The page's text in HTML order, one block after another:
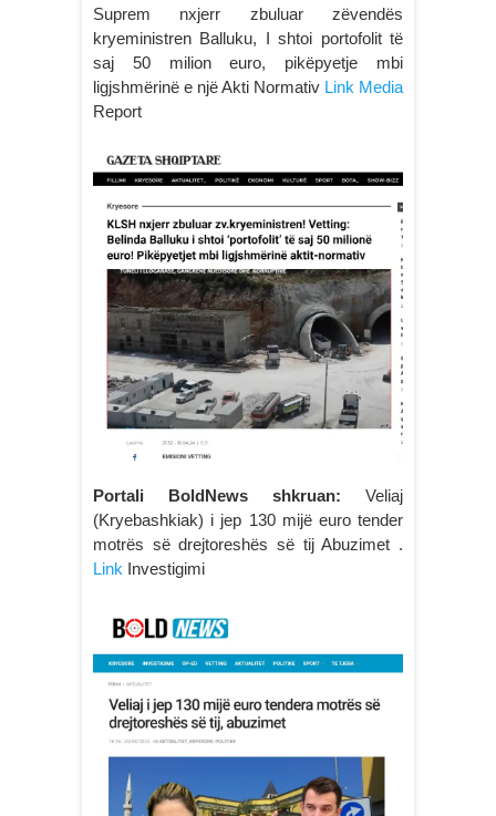
Suprem nxjerr zbuluar zëvendës
kryeministren Balluku, I shtoi portofolit të
saj 50 milion euro, pikëpyetje mbi
ligjshmërinë e një Akti Normativ Link Media
Report
Portali BoldNews shkruan: Veliaj
(Kryebashkiak) i jep 130 mijë euro tender
motrës së drejtoreshës së tij Abuzimet .
Link Investigimi